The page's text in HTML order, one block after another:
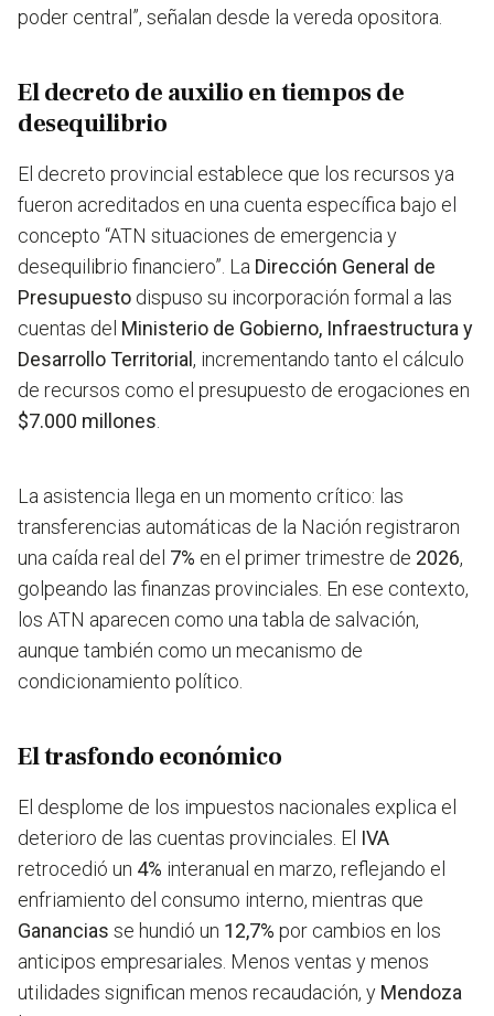
poder central”, señalan desde la vereda opositora.
El decreto de auxilio en tiempos de
desequilibrio
El decreto provincial establece que los recursos ya
fueron acreditados en una cuenta específica bajo el
concepto “ATN situaciones de emergencia y
desequilibrio financiero”. La Dirección General de
Presupuesto dispuso su incorporación formal a las
cuentas del Ministerio de Gobierno, Infraestructura y
Desarrollo Territorial , incrementando tanto el cálculo
de recursos como el presupuesto de erogaciones en
$7.000 millones
La asistencia llega en un momento crítico: las
transferencias automáticas de la Nación registraron
una caída real del 7% en el primer trimestre de 2026,
golpeando las finanzas provinciales. En ese contexto,
los ATN aparecen como una tabla de salvación,
aunque también como un mecanismo de
condicionamiento político.
El trasfondo económico
El desplome de los impuestos nacionales explica el
deterioro de las cuentas provinciales. El IVA
retrocedió un 4% interanual en marzo, reflejando el
enfriamiento del consumo interno, mientras que
Ganancias se hundió un 12,7% por cambios en los
anticipos empresariales. Menos ventas y menos
utilidades significan menos recaudación, y Mendoza